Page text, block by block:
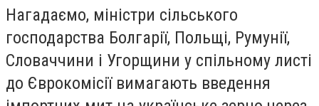
Нагадаємо, міністри сільського
господарства Болгарії, Польщі, Румунії,
Словаччини і Угорщини у спільному листі
до Єврокомісії вимагають введення